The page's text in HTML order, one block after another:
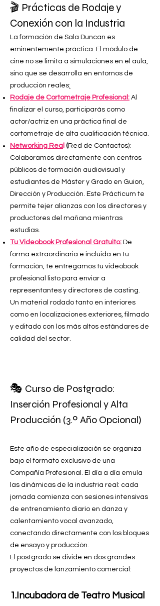
🎬 Prácticas de Rodaje y
Conexión con la Industria
La formación de Sala Duncan es
eminentemente práctica. El módulo de
cine no se limita a simulaciones en el aula,
sino que se desarrolla en entornos de
producción reales:
Rodaje de Cortometraje Profesional: Al
finalizar el curso, participarás como
actor/actriz en una práctica final de
cortometraje de alta cualificación técnica.
Networking Rea (Red de Contactos):
Colaboramos directamente con centros
públicos de formación audiovisual y
estudiantes de Máster y Grado en Guion,
Dirección y Producción. Este Prácticum te
permite tejer alianzas con los directores y
productores del mañana mientras
estudias.
Tu Videobook Profesional Gratuito: De
forma extraordinaria e incluida en tu
formación, te entregamos tu videobook
profesional listo para enviar a
representantes y directores de casting.
Un material rodado tanto en interiores
como en localizaciones exteriores, filmado
y editado con los más altos estándares de
calidad del sector.
🎭 Curso de Postgrado:
Inserción Profesional y Alta
Producción (3.º Año Opcional)
Este año de especialización se organiza
bajo el formato exclusivo de una
Compañía Profesional. El día a día emula
las dinámicas de la industria real: cada
jornada comienza con sesiones intensivas
de entrenamiento diario en danza y
calentamiento vocal avanzado,
conectando directamente con los bloques
de ensayo y producción.
El postgrado se divide en dos grandes
proyectos de lanzamiento comercial:
1.Incubadora de Teatro Musical